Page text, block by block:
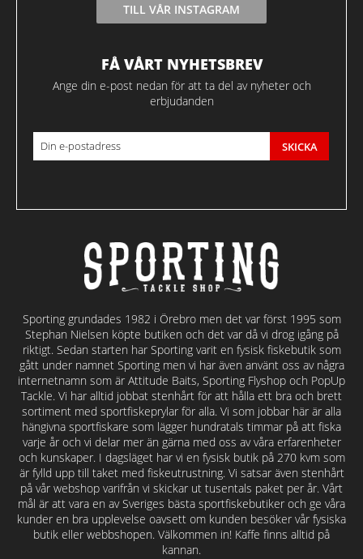
TILL VÅR INSTAGRAM
FÅ VÅRT NYHETSBREV
Ange din e-post nedan för att ta del av nyheter och
erbjudanden
SKICKA
Sporting grundades 1982 i Örebro men det var först 1995 som
Stephan Nielsen köpte butiken och det var då vi drog igång på
riktigt. Sedan starten har Sporting varit en fysisk fiskebutik som
gått under namnet Sporting men vi har även använt oss av några
internetnamn som är Attitude Baits, Sporting Flyshop och PopUp
Tackle. Vi har alltid jobbat stenhårt för att hålla ett bra och brett
sortiment med sportfiskeprylar för alla. Vi som jobbar här är alla
hängivna sportfiskare som lägger hundratals timmar på att fiska
varje år och vi delar mer än gärna med oss av våra erfarenheter
och kunskaper. I dagsläget har vi en fysisk butik på 270 kvm som
är fylld upp till taket med fiskeutrustning. Vi satsar även stenhårt
på vår webshop varifrån vi skickar ut tusentals paket per år. Vårt
mål är att vara en av Sveriges bästa sportfiskebutiker och ge våra
kunder en bra upplevelse oavsett om kunden besöker vår fysiska
butik eller webbshopen. Välkommen in! Kaffe finns alltid på
kannan.